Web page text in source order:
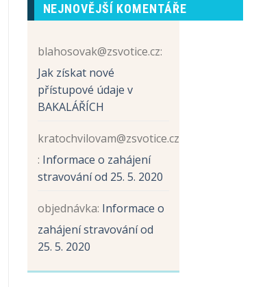
papíru
NEJNOVĚJŠÍ KOMENTÁŘE
blahosovak@zsvotice.cz:
Jak získat nové
přístupové údaje v
BAKALÁŘÍCH
kratochvilovam@zsvotice.cz
: Informace o zahájení
stravování od 25. 5. 2020
objednávka: Informace o
zahájení stravování od
25. 5. 2020